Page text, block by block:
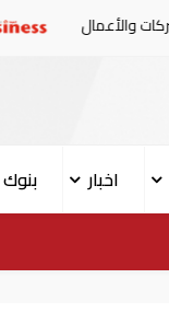
اخبار